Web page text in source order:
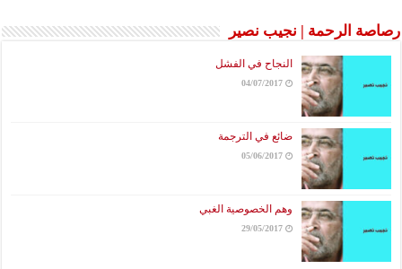
رصاصة الرحمة | نجيب نصير
النجاح في الفشل
04/07/2017
ضائع في الترجمة
05/06/2017
وهم الخصوصية الغبي
29/05/2017